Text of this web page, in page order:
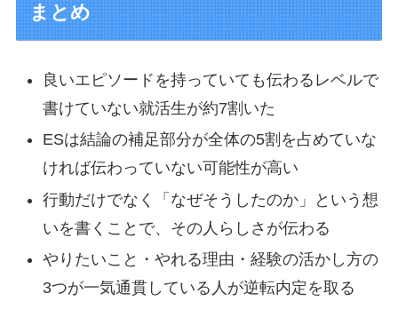
まとめ
良いエピソードを持っていても伝わるレベルで
書けていない就活生が約7割いた
ESは結論の補足部分が全体の5割を占めていな
ければ伝わっていない可能性が高い
行動だけでなく「なぜそうしたのか」という想
いを書くことで、その人らしさが伝わる
やりたいこと・やれる理由・経験の活かし方の
3つが一気通貫している人が逆転内定を取る